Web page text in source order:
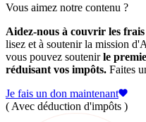
Vous aimez notre contenu ?
Aidez-nous à couvrir les
lisez et à soutenir la mission
vous pouvez soutenirle
réduisant vos impôts. Faites
Je fais un don maintenant
( Avec déduction d'impôts )